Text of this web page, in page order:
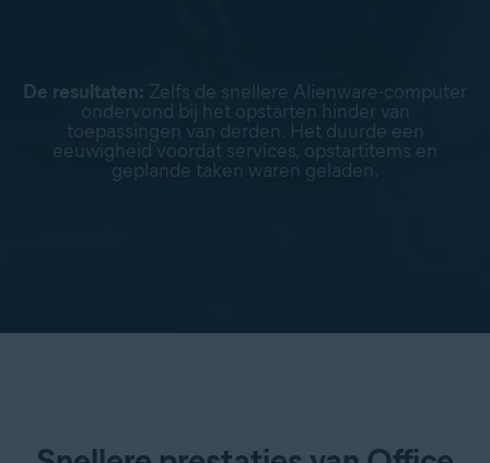
De resultaten: Zelfs de snellere Alienware-computer
ondervond bij het opstarten hinder van
toepassingen van derden. Het duurde een
eeuwigheid voordat services, opstartitems en
geplande taken waren geladen.